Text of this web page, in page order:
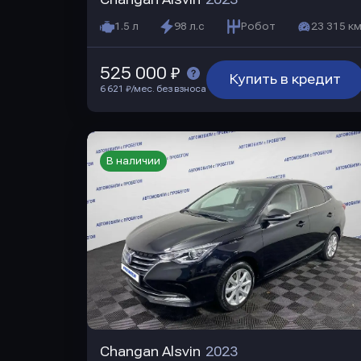
1.5 л 98 л.с Робот 23 315
Купить в кредит
525 000 ₽
6 621 ₽/мес. без взноса
Changan Alsvin 2023
В наличии